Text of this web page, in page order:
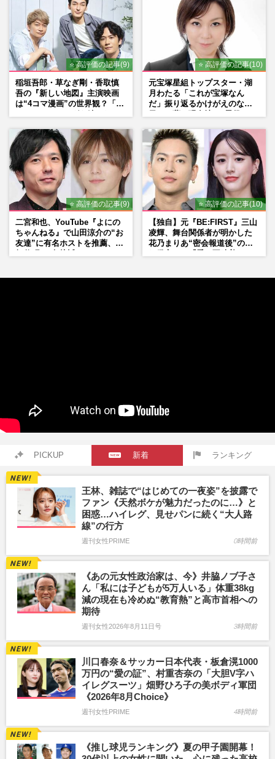
⭐ 高評価の記事(9)
稲垣吾郎・草なぎ剛・香取慎
吾の『新しい地図』主演映画
は“4コマ漫画”の世界観？「フ
も
⭐ 高評価の記事(10)
元宝塚星組トップスター・湖
月わたる「これが宝塚なん
だ」振り返るかけがえのない
⭐ 高評価の記事(9)
二宮和也、YouTube『よにの
ちゃんねる』で山田涼介の“お
友達”に有名ホストを推薦、歌
⭐ 高評価の記事(10)
【独自】元『BE:FIRST』三山
凌輝、舞台関係者が明かした
花乃まりあ“密会報道後”の呆
PICKUP 新着 ランキング
王林、雑誌で“はじめての一夜姿”を披露で
ファン《天然ボケが魅力だったのに…》と
困惑…ハイレグ、見せパンに続く“大人路
線”の行方
週刊女性PRIME 0時間前
《あの元女性政治家は、今》井脇ノブ子さ
ん「私には子どもが5万人いる」体重38kg
減の現在も冷めぬ“教育熱”と高市首相への
期待
週刊女性2026年8月11日号 3時間前
川口春奈＆サッカー日本代表・板倉滉1000
万円の“愛の証”、村重杏奈の「大胆V字ハ
イレグスーツ」畑野ひろ子の美ボディ軍団
《2026年8月Choice》
週刊女性PRIME 4時間前
《推し球児ランキング》夏の甲子園開幕！